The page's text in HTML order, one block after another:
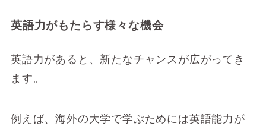
英語力がもたらす様々な機会
英語力があると、新たなチャンスが広がってき
ます。
例えば、海外の大学で学ぶためには英語能力が